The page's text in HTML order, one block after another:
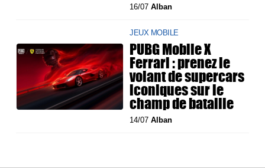
16/07Alban
JEUX MOBILE
PUBG Mobile X
Ferrari : prenez le
volant de supercars
iconiques sur le
champ de bataille
14/07Alban